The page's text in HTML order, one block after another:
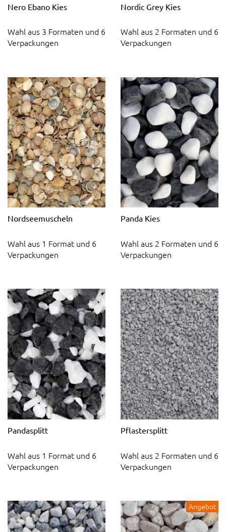
Nero Ebano Kies
Wahl aus 3 Formaten und 6
Verpackungen
Nordic Grey Kies
Wahl aus 2 Formaten und 6
Verpackungen
Nordseemuscheln
Wahl aus 1 Format und 6
Verpackungen
Panda Kies
Wahl aus 2 Formaten und 6
Verpackungen
Pandasplitt
Wahl aus 1 Format und 6
Verpackungen
Pflastersplitt
Wahl aus 2 Formaten und 6
Verpackungen
Angebot